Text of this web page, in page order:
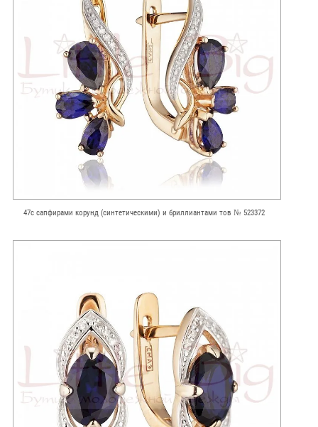
47с сапфирами корунд (синтетическими) и бриллиантами тов № 523372